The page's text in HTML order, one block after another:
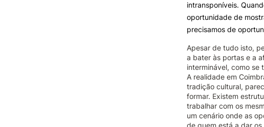
intransponíveis.
oportunidade de
precisamos de
Apesar de tudo isto,
a bater às portas e a
interminável, como se
A realidade em
tradição cultural,
formar. Existem
trabalhar com os
um cenário onde as
de quem está a dar os